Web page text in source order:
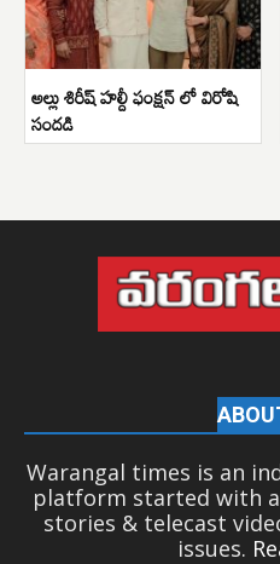
అల్లు శిరీష్ హల్దీ ఫంక్షన్ లో విరోషి
సందడి
Warangal times is an
platform started with
stories & telecast
issues.